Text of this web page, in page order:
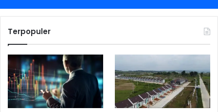
Terpopuler